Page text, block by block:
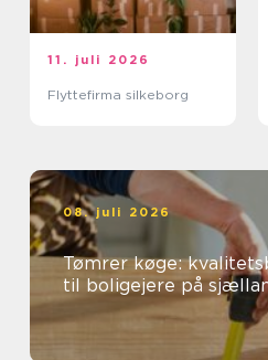
11. juli 2026
Flyttefirma silkeborg
08. juli 2026
Tømrer køge:
til boligejere på